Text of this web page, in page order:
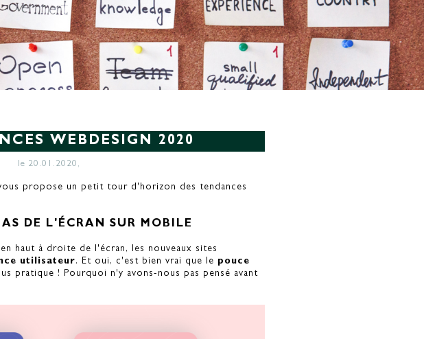
WEBDESIGN 2020
le 20.01.2020,
propose un petit tour d'horizon des tendances
DE L'ÉCRAN SUR MOBILE
en haut à droite de l'écran, les nouveaux sites
utilisateur. Et oui, c'est bien vrai que le pouce
pratique ! Pourquoi n'y avons-nous pas pensé avant